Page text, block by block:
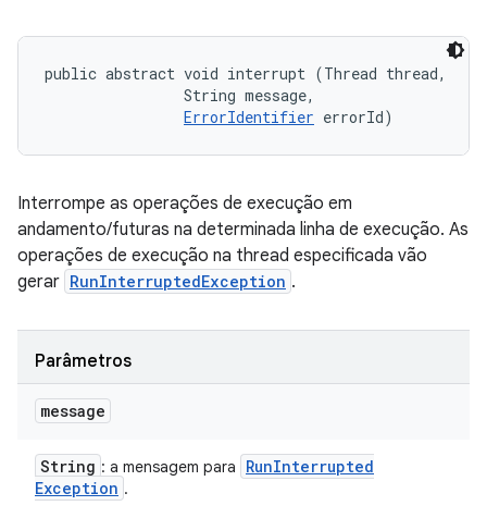
public abstract void interrupt (Thread thread,
                String message,
ErrorIdentifier errorId)
Interrompe as operações de execução em
andamento/futuras na determinada linha de execução. As
operações de execução na thread especificada vão
gerar RunInterruptedException .
Parâmetros
message
String : a mensagem para RunInterrupted
Exception .